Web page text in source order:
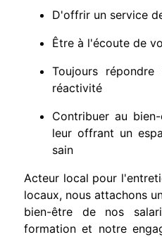
D'offrir un service
Être à l'écoute de
Toujours
réactivité
Contribuer au
leur offrant un
sain
Acteur local pour
locaux, nous attachons
bien-être de nos
formation et notre